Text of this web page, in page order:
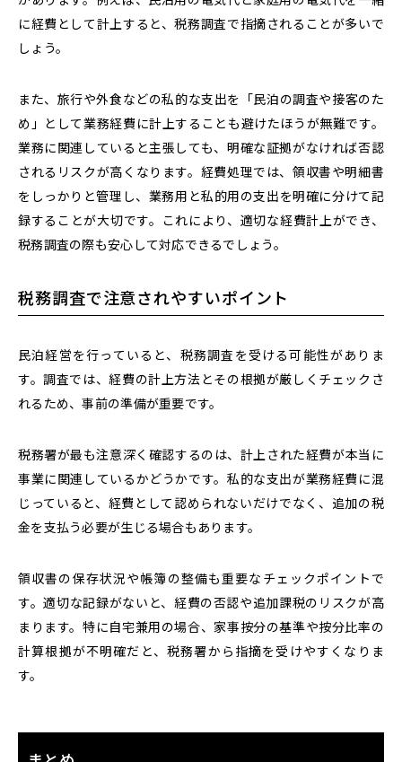
に経費として計上すると、税務調査で指摘されることが多いで
しょう。
また、旅行や外食などの私的な支出を「民泊の調査や接客のた
め」として業務経費に計上することも避けたほうが無難です。
業務に関連していると主張しても、明確な証拠がなければ否認
されるリスクが高くなります。経費処理では、領収書や明細書
をしっかりと管理し、業務用と私的用の支出を明確に分けて記
録することが大切です。これにより、適切な経費計上ができ、
税務調査の際も安心して対応できるでしょう。
税務調査で注意されやすいポイント
民泊経営を行っていると、税務調査を受ける可能性がありま
す。調査では、経費の計上方法とその根拠が厳しくチェックさ
れるため、事前の準備が重要です。
税務署が最も注意深く確認するのは、計上された経費が本当に
事業に関連しているかどうかです。私的な支出が業務経費に混
じっていると、経費として認められないだけでなく、追加の税
金を支払う必要が生じる場合もあります。
領収書の保存状況や帳簿の整備も重要なチェックポイントで
す。適切な記録がないと、経費の否認や追加課税のリスクが高
まります。特に自宅兼用の場合、家事按分の基準や按分比率の
計算根拠が不明確だと、税務署から指摘を受けやすくなりま
す。